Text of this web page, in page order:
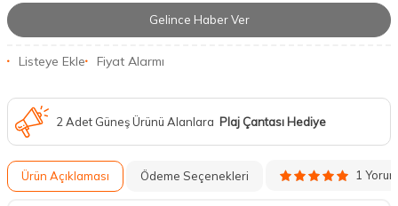
Gelince Haber Ver
Listeye Ekle Fiyat Alarmı
2 Adet Güneş Ürünü Alanlara Plaj Çantası Hediye
Ürün Açıklaması Ödeme Seçenekleri 1 Yorum